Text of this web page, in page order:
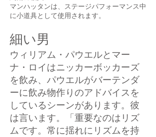
マンハッタンは、ステージパフォーマンス中
に小道具として使用されます。
細い男
ウィリアム・パウエルとマー
ナ・ロイはニッカーボッカーズ
を飲み、パウエルがバーテンダ
ーに飲み物作りのアドバイスを
しているシーンがあります。彼
は言います。「重要なのはリズ
ムです。常に揺れにリズムを持